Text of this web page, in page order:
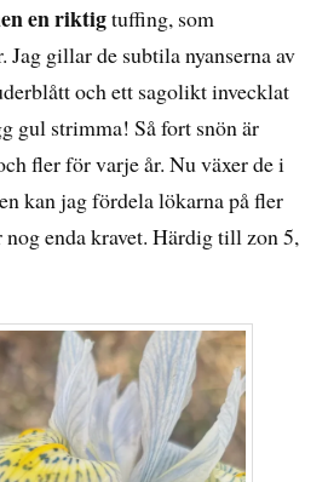
en riktigtuffing, som
Jag gillar de subtila nyanserna av
och ett sagolikt invecklat
gul strimma! Så fort snön är
fler för varje år. Nu växer de i
kan jag fördela lökarna på fler
enda kravet. Härdig till zon 5,